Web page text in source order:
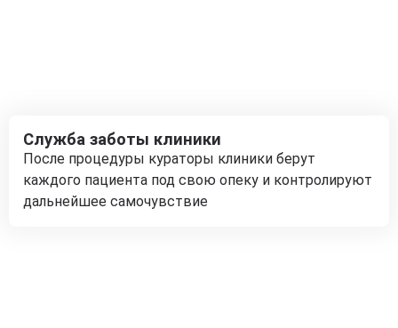
Служба заботы клиники
После процедуры кураторы клиники берут
каждого пациента под свою опеку и контролируют
дальнейшее самочувствие